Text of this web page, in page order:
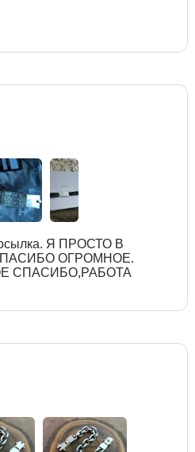
Я ПРОСТО В
ОГРОМНОЕ.
СПАСИБО,РАБОТА